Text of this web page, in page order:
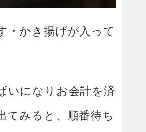
・かき揚げが入って
いになりお会計を済
てみると、順番待ち